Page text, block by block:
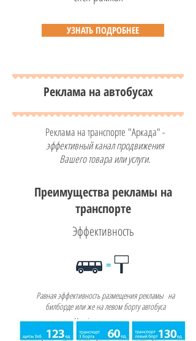
УЗНАТЬ ПОДРОБНЕЕ
Реклама на автобусах
Реклама на транспорте "Аркада" -
эффективный канал продвижения
Вашего товара или услуги.
Преимущества рекламы на
транспорте
Эффективность
Равная эффективность размещения рекламы на
билборде или же на левом борту автобуса